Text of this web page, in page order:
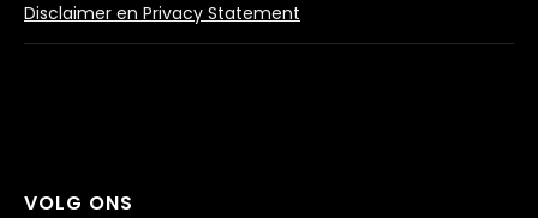
Disclaimer en Privacy Statement
VOLG ONS